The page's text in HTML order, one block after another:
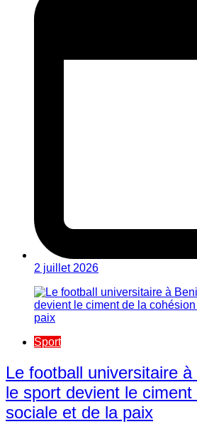
2 juillet 2026
Sport
Le football universitaire
le sport devient le
sociale et de la paix